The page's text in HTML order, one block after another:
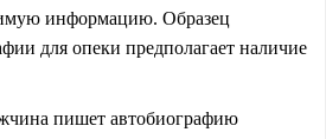
информацию. Образец
для опеки предполагает наличие